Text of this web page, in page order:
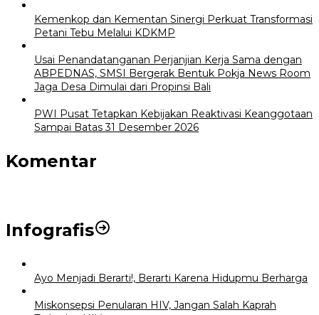
Kemenkop dan Kementan Sinergi Perkuat Transformasi
Petani Tebu Melalui KDKMP
Usai Penandatanganan Perjanjian Kerja Sama dengan
ABPEDNAS, SMSI Bergerak Bentuk Pokja News Room
Jaga Desa Dimulai dari Propinsi Bali
PWI Pusat Tetapkan Kebijakan Reaktivasi Keanggotaan
Sampai Batas 31 Desember 2026
Komentar
Infografis
Ayo Menjadi Berarti!, Berarti Karena Hidupmu Berharga
Miskonsepsi Penularan HIV, Jangan Salah Kaprah